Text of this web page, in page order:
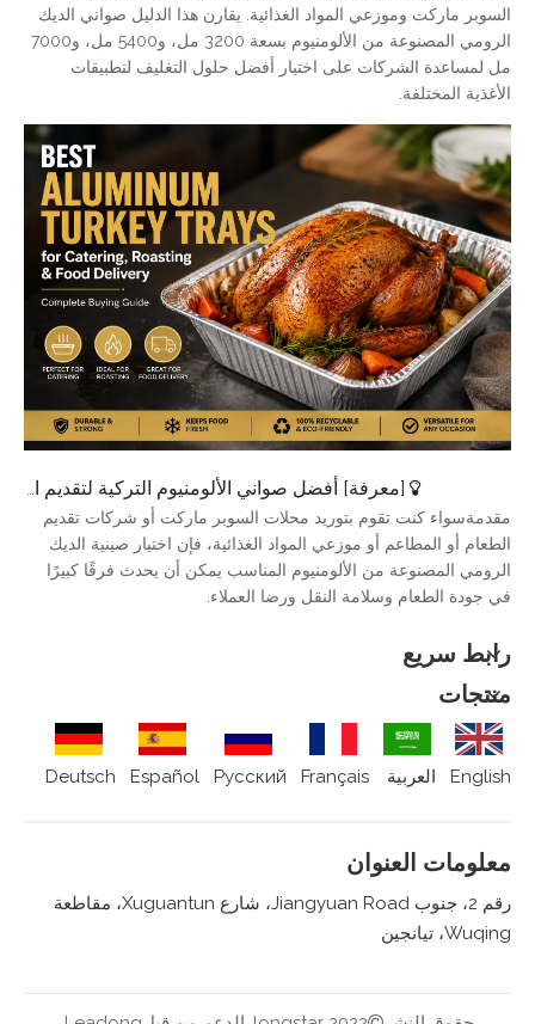
السوبر ماركت وموزعي المواد الغذائية. يقارن هذا الدليل صواني الديك
الرومي المصنوعة من الألومنيوم بسعة 3200 مل، و5400 مل، و7000
مل لمساعدة الشركات على اختيار أفضل حلول التغليف لتطبيقات
الأغذية المختلفة.
[معرفة] أفضل صواني الألومنيوم التركية لتقديم الطعام والتحميص وتوصيل الطعام
مقدمةسواء كنت تقوم بتوريد محلات السوبر ماركت أو شركات تقديم
الطعام أو المطاعم أو موزعي المواد الغذائية، فإن اختيار صينية الديك
الرومي المصنوعة من الألومنيوم المناسب يمكن أن يحدث فرقًا كبيرًا
في جودة الطعام وسلامة النقل ورضا العملاء.
رابط سريع
منتجات
English العربية Français
Pусский
Español
Deutsch
معلومات العنوان
رقم 2، جنوب Jiangyuan Road، شارع Xuguantun، مقاطعة
Wuqing، تيانجين